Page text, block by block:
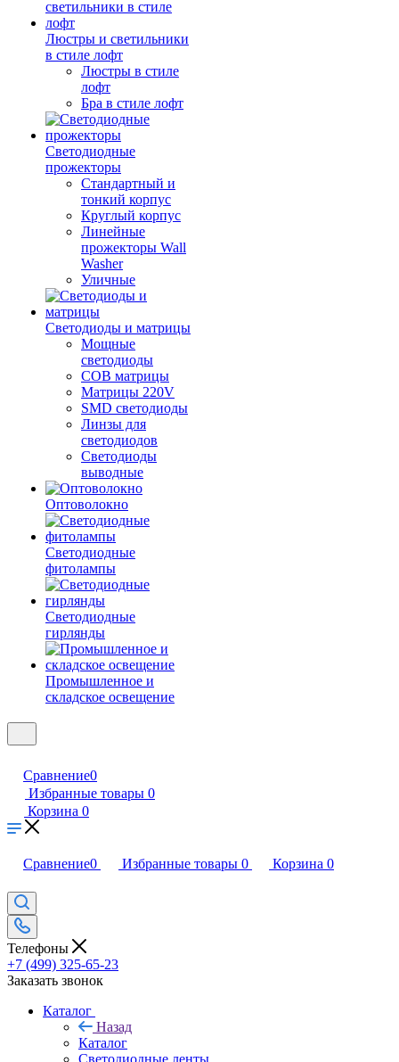
Люстры и светильники
в стиле лофт
Люстры в стиле
лофт
Бра в стиле лофт
Светодиодные
прожекторы
Стандартный и
тонкий корпус
Круглый корпус
Линейные
прожекторы Wall
Washer
Уличные
Светодиоды и матрицы
Мощные
светодиоды
COB матрицы
Матрицы 220V
SMD светодиоды
Линзы для
светодиодов
Светодиоды
выводные
Оптоволокно
Светодиодные
фитолампы
Светодиодные
гирлянды
Промышленное и
складское освещение
Сравнение0
Избранные товары 0
Корзина 0
Сравнение0 Избранные товары 0 Корзина 0
Телефоны
+7 (499) 325-65-23
Заказать звонок
Каталог
Назад
Каталог
Светодиодные ленты